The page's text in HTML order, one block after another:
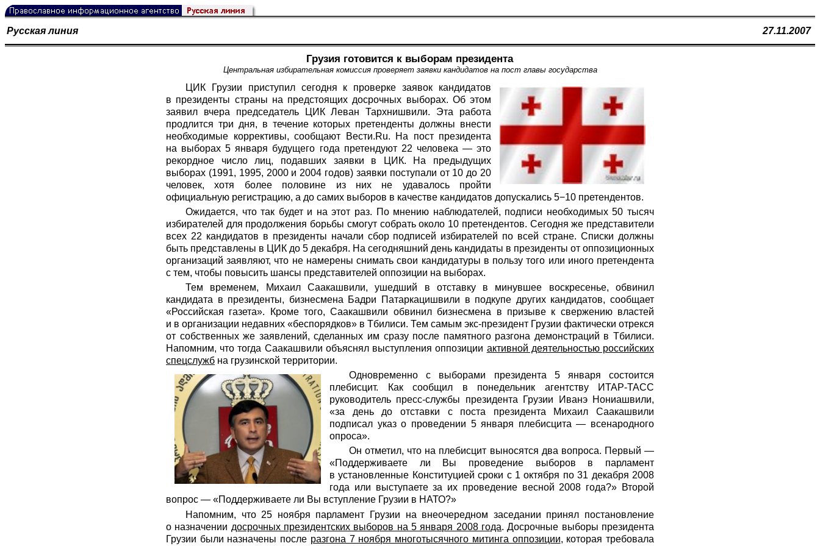
Русская линия 27.11.2007
Грузия готовится к выборам президента
Центральная избирательная комиссия проверяет заявки кандидатов на пост главы государства
ЦИК Грузии приступил сегодня к проверке заявок кандидатов
в президенты страны на предстоящих досрочных выборах. Об этом
заявил вчера председатель ЦИК Леван Тархнишвили. Эта работа
продлится три дня, в течение которых претенденты должны внести
необходимые коррективы, сообщают Вести.Ru. На пост президента
на выборах 5 января будущего года претендуют 22 человека — это
рекордное число лиц, подавших заявки в ЦИК. На предыдущих
выборах (1991, 1995, 2000 и 2004 годов) заявки поступали от 10 до 20
человек, хотя более половине из них не удавалось пройти
официальную регистрацию, а до самих выборов в качестве кандидатов допускались 5−10 претендентов.
Ожидается, что так будет и на этот раз. По мнению наблюдателей, подписи необходимых 50 тысяч
избирателей для продолжения борьбы смогут собрать около 10 претендентов. Сегодня же представители
всех 22 кандидатов в президенты начали сбор подписей избирателей по всей стране. Списки должны
быть представлены в ЦИК до 5 декабря. На сегодняшний день кандидаты в президенты от оппозиционных
организаций заявляют, что не намерены снимать свои кандидатуры в пользу того или иного претендента
с тем, чтобы повысить шансы представителей оппозиции на выборах.
Тем временем, Михаил Саакашвили, ушедший в отставку в минувшее воскресенье, обвинил
кандидата в президенты, бизнесмена Бадри Патаркацишвили в подкупе других кандидатов, сообщает
«Российская газета». Кроме того, Саакашвили обвинил бизнесмена в призыве к свержению властей
и в организации недавних «беспорядков» в Тбилиси. Тем самым экс-президент Грузии фактически отрекся
от собственных же заявлений, сделанных им сразу после памятного разгона демонстраций в Тбилиси.
Напомним, что тогда Саакашвили объяснял выступления оппозиции активной деятельностью российских
спецслужб на грузинской территории.
Одновременно с выборами президента 5 января состоится
плебисцит. Как сообщил в понедельник агентству ИТАР-ТАСС
руководитель пресс-службы президента Грузии Иванэ Нониашвили,
«за день до отставки с поста президента Михаил Саакашвили
подписал указ о проведении 5 января плебисцита — всенародного
опроса».
Он отметил, что на плебисцит выносятся два вопроса. Первый —
«Поддерживаете ли Вы проведение выборов в парламент
в установленные Конституцией сроки с 1 октября по 31 декабря 2008
года или выступаете за их проведение весной 2008 года?» Второй
вопрос — «Поддерживаете ли Вы вступление Грузии в НАТО?»
Напомним, что 25 ноября парламент Грузии на внеочередном заседании принял постановление
о назначении досрочных президентских выборов на 5 января 2008 года. Досрочные выборы президента
Грузии были назначены после разгона 7 ноября многотысячного митинга оппозиции, которая требовала